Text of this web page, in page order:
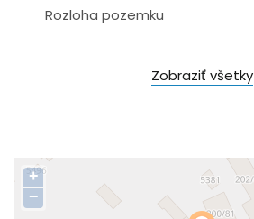
Rozloha pozemku
Zobraziť všetky
+
−